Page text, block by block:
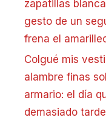
zapatillas
gesto de un
frena el
Colgué mis
alambre finas
armario: el día
demasiado tarde